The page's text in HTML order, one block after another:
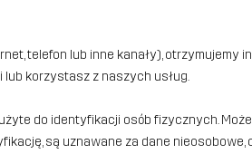
telefon lub inne kanały),
korzystasz z naszych usług.
do identyfikacji osób fizycznych.
są uznawane za dane